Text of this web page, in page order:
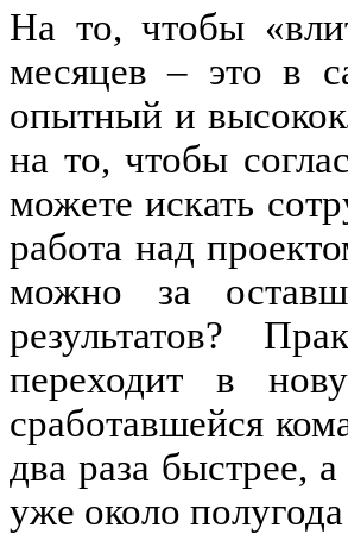
На то, чтобы
месяцев – это в
опытный и
на то, чтобы
можете искать
работа над
можно за
результатов?
переходит в
сработавшейся
два раза быстрее,
уже около